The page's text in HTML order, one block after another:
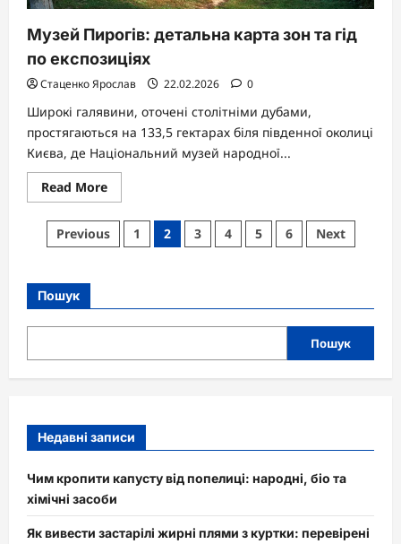
Музей Пирогів: детальна карта зон та гід
по експозиціях
Стаценко Ярослав 22.02.2026 0
Широкі галявини, оточені столітніми дубами,
простягаються на 133,5 гектарах біля південної околиці
Києва, де Національний музей народної...
Read MoreRead
more
Музей
Пирогів:
детальна
по
експозиціях
Пагінація
Previous 1 2 3 4 5 6 Next
Пошук
Пошук
Недавні записи
Чим кропити капусту від попелиці: народні, біо та
хімічні засоби
Як вивести застарілі жирні плями з куртки: перевірені